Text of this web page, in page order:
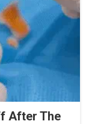
After The